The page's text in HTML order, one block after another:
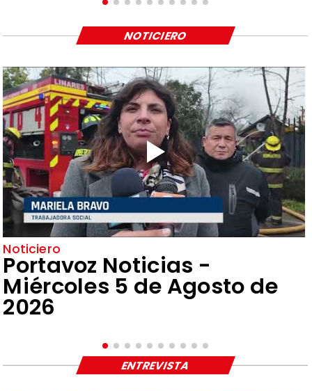
Noticiero
Portavoz Noticias -
Miércoles 5 de Agosto de
2026
NOTICIERO
ENTREVISTA